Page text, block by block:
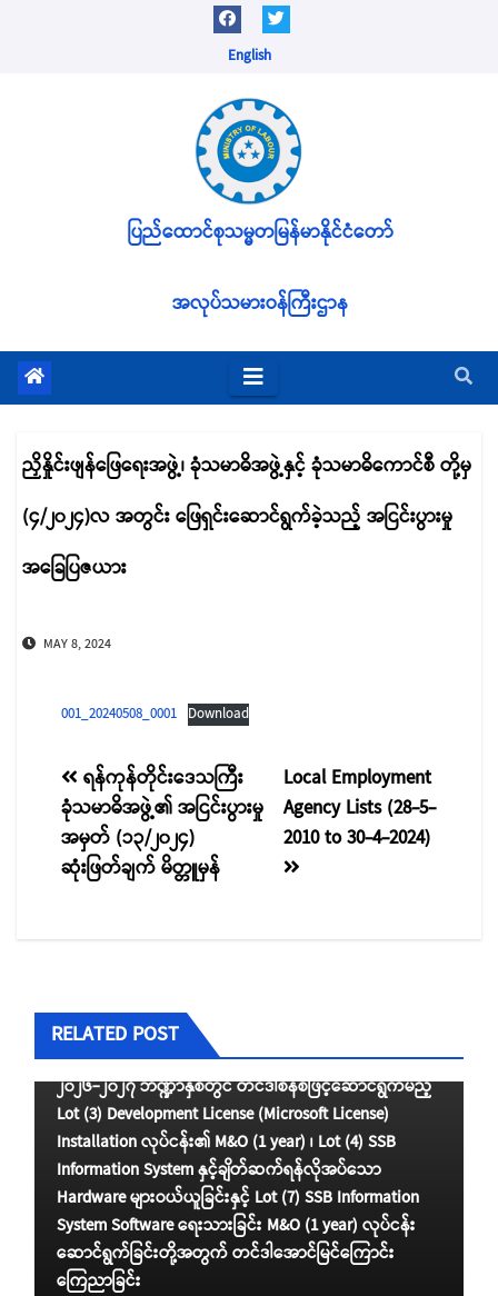
English
အလုပ်သမားဝန်ကြီးဌာန
ပြည်ထောင်စုသမ္မတမြန်မာနိုင်ငံတော်
ညှိနှိုင်းဖျန်ဖြေရေးအဖွဲ့၊ ခုံသမာဓိအဖွဲ့နှင့် ခုံသမာဓိကောင်စီ တို့မှ
(၄/၂၀၂၄)လ အတွင်း ဖြေရှင်းဆောင်ရွက်ခဲ့သည့် အငြင်းပွားမှု
အခြေပြဇယား
MAY 8, 2024
001_20240508_0001 Download
စာမူ
လမ်းကြောင်း
ပြ
Local Employment
Agency Lists (28-5-
2010 to 30-4-2024)
ရန်ကုန်တိုင်းဒေသကြီး
ခုံသမာဓိအဖွဲ့၏ အငြင်းပွားမှု
အမှတ် (၁၃/၂၀၂၄)
ဆုံးဖြတ်ချက် မိတ္တူမှန်
RELATED POST
၂၀၂၆-၂၀၂၇ ဘဏ္ဍာနှစ်တွင် တင်ဒါစနစ်ဖြင့်ဆောင်ရွက်မည့်
Lot (3) Development License (Microsoft License)
Installation လုပ်ငန်း၏ M&O (1 year) ၊ Lot (4) SSB
Information System နှင့်ချိတ်ဆက်ရန်လိုအပ်သော
Hardware များဝယ်ယူခြင်းနှင့် Lot (7) SSB Information
System Software ရေးသားခြင်း M&O (1 year) လုပ်ငန်း
ဆောင်ရွက်ခြင်းတို့အတွက် တင်ဒါအောင်မြင်ကြောင်း
ကြေညာခြင်း